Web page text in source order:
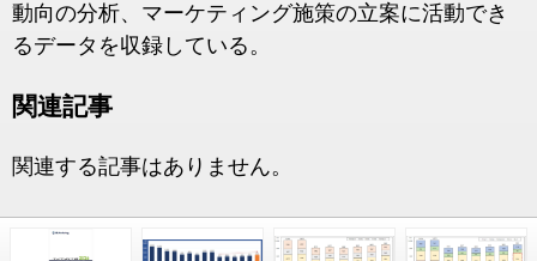
動向の分析、マーケティング施策の立案に活動でき
るデータを収録している。
関連記事
関連する記事はありません。